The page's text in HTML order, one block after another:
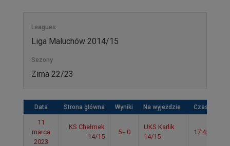
Leagues
Liga Maluchów 2014/15
Sezony
Zima 22/23
Data Strona główna Wyniki Na wyjeździe Czas
11
marca
2023
KS Chełmek
14/15
5 - 0
UKS Karlik
14/15
17:45